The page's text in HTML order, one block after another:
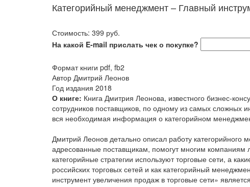
Категорийный менеджмент – Главный
Стоимость: 399 руб.
На какой E-mail прислать чек о покупке?
Формат книги pdf, fb2
Автор Дмитрий Леонов
Год издания 2018
О книге: Книга Дмитрия Леонова, известного бизнес-
сотрудников поставщиков, по одному из самых сложных
вся необходимая информация о категорийном
Дмитрий Леонов детально описал работу
адресованные поставщикам, помогут многим компаниям
категорийные стратегии используют торговые сети, а
российских торговых сетей и как категорийный
инструмент увеличения продаж в торговые сети»